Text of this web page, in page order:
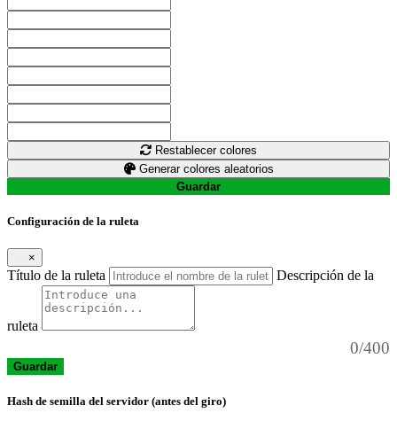
Restablecer colores
Generar colores aleatorios
Guardar
Configuración de la ruleta
×
Título de la ruleta Descripción de la
ruleta
0/400
Guardar
Hash de semilla del servidor (antes del giro)